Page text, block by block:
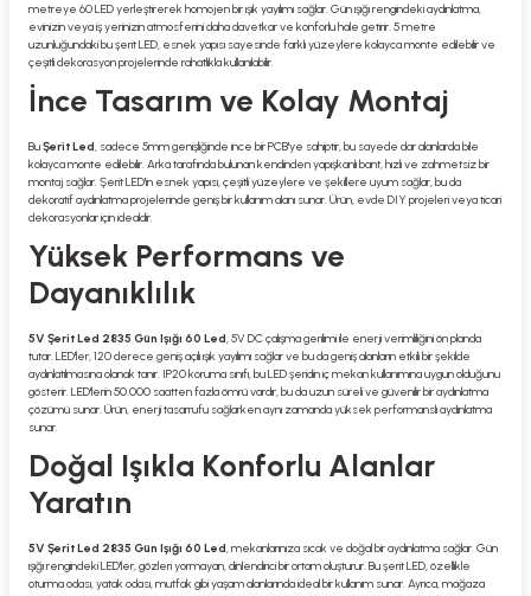
metreye 60 LED yerleştirerek homojen bir ışık yayılımı sağlar. Gün ışığı rengindeki aydınlatma,
evinizin veya iş yerinizin atmosferini daha davetkar ve konforlu hale getirir. 5 metre
uzunluğundaki bu şerit LED, esnek yapısı sayesinde farklı yüzeylere kolayca monte edilebilir ve
çeşitli dekorasyon projelerinde rahatlıkla kullanılabilir.
İnce Tasarım ve Kolay Montaj
BuŞerit Led, sadece 5mm genişliğinde ince bir PCB'ye sahiptir, bu sayede dar alanlarda bile
kolayca monte edilebilir. Arka tarafında bulunan kendinden yapışkanlı bant, hızlı ve zahmetsiz bir
montaj sağlar. Şerit LED'in esnek yapısı, çeşitli yüzeylere ve şekillere uyum sağlar, bu da
dekoratif aydınlatma projelerinde geniş bir kullanım alanı sunar. Ürün, evde DIY projeleri veya ticari
dekorasyonlar için idealdir.
Yüksek Performans ve
Dayanıklılık
5V Şerit Led 2835 Gün Işığı 60 Led, 5V DC çalışma gerilimi ile enerji verimliliğini ön planda
tutar. LED'ler, 120 derece geniş açılı ışık yayılımı sağlar ve bu da geniş alanların etkili bir şekilde
aydınlatılmasına olanak tanır. IP20 koruma sınıfı, bu LED şeridin iç mekan kullanımına uygun olduğunu
gösterir. LED'lerin 50.000 saatten fazla ömrü vardır, bu da uzun süreli ve güvenilir bir aydınlatma
çözümü sunar. Ürün, enerji tasarrufu sağlarken aynı zamanda yüksek performanslı aydınlatma
sunar.
Doğal Işıkla Konforlu Alanlar
Yaratın
5V Şerit Led 2835 Gün Işığı 60 Led, mekanlarınıza sıcak ve doğal bir aydınlatma sağlar. Gün
ışığı rengindeki LED'ler, gözleri yormayan, dinlendirici bir ortam oluşturur. Bu şerit LED, özellikle
oturma odası, yatak odası, mutfak gibi yaşam alanlarında ideal bir kullanım sunar. Ayrıca, mağaza